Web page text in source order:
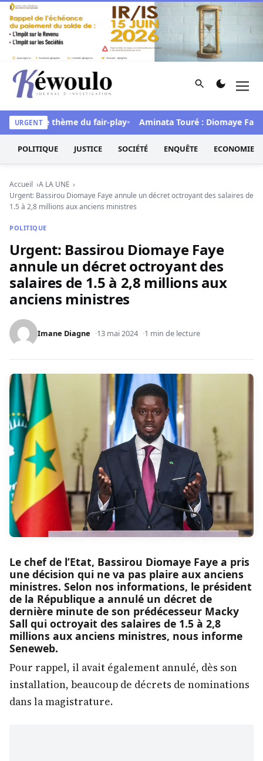
Aller au contenu
Kéwoulo, le premier site d'information et d'investigation
Rechercher
URGENT
sous le thème du fair-play Aminata Touré : Diomaye Faye
POLITIQUE JUSTICE SOCIÉTÉ ENQUÊTE ECONOMIE
Accueil
A LA UNE
Urgent: Bassirou Diomaye Faye annule un décret octroyant des salaires de
1.5 à 2,8 millions aux anciens ministres
POLITIQUE
Urgent: Bassirou Diomaye Faye
annule un décret octroyant des
salaires de 1.5 à 2,8 millions aux
anciens ministres
Imane Diagne 13 mai 2024 1 min de lecture
Le chef de l’Etat, Bassirou Diomaye Faye a pris
une décision qui ne va pas plaire aux anciens
ministres. Selon nos informations, le président
de la République a annulé un décret de
dernière minute de son prédécesseur Macky
Sall qui octroyait des salaires de 1.5 à 2,8
millions aux anciens ministres, nous informe
Seneweb.
Pour rappel, il avait également annulé, dès son
installation, beaucoup de décrets de nominations
dans la magistrature.